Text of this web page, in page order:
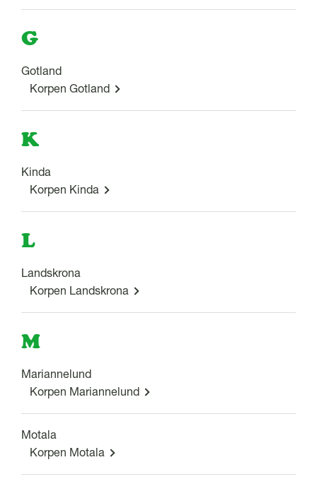
G
Gotland
Korpen Gotland
K
Kinda
Korpen Kinda
L
Landskrona
Korpen Landskrona
M
Mariannelund
Korpen Mariannelund
Motala
Korpen Motala